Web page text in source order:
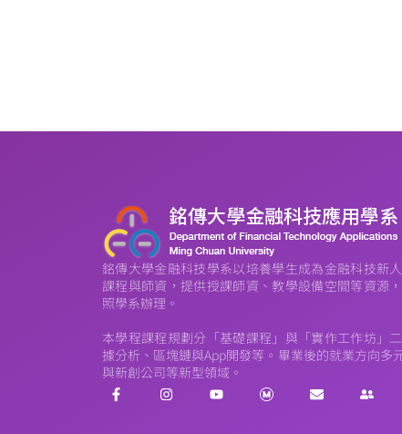
銘傳大學金融科技學系以培養學生成為金融科技新
課程與師資，提供授課師資、教學設備空間等資源
照學系辦理。
本學程課程規劃分「基礎課程」與「實作工作坊」
據分析、區塊鏈與App開發等。畢業後的就業方向多
與新創公司等新型領域。